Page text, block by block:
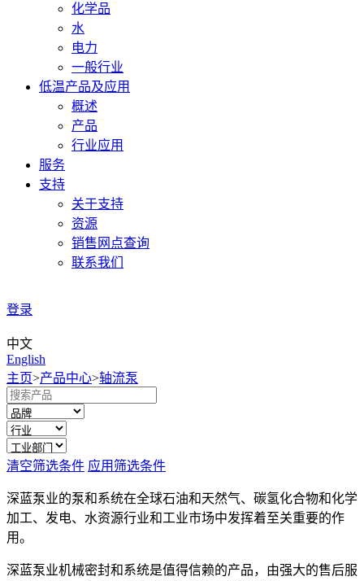
化学品
水
电力
一般行业
低温产品及应用
概述
产品
行业应用
服务
支持
关于支持
资源
销售网点查询
联系我们
登录
中文
English
主页>产品中心>轴流泵
清空筛选条件 应用筛选条件
深蓝泵业的泵和系统在全球石油和天然气、碳氢化合物和化学
加工、发电、水资源行业和工业市场中发挥着至关重要的作
用。
深蓝泵业机械密封和系统是值得信赖的产品，由强大的售后服